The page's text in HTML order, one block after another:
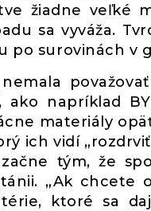
žiadne veľké
sa vyváža.
po surovinách v
ako napríklad
materiály
ich vidí
tým, že
„Ak chcete
ktoré sa